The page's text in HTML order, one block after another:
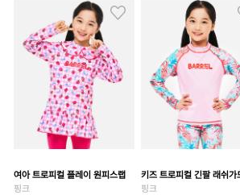
여아 트로피컬 플레이 원피스랩
핑크
키즈 트로피컬 긴팔 래쉬가
핑크